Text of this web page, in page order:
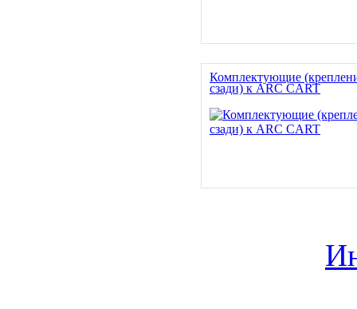
Комплектующие
сзади) к ARC CART